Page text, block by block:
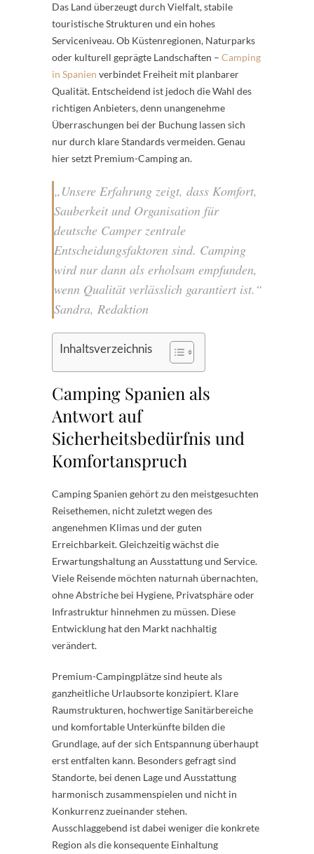
Das Land überzeugt durch Vielfalt, stabile
touristische Strukturen und ein hohes
Serviceniveau. Ob Küstenregionen, Naturparks
oder kulturell geprägte Landschaften – Camping
in Spanien verbindet Freiheit mit planbarer
Qualität. Entscheidend ist jedoch die Wahl des
richtigen Anbieters, denn unangenehme
Überraschungen bei der Buchung lassen sich
nur durch klare Standards vermeiden. Genau
hier setzt Premium-Camping an.
„Unsere Erfahrung zeigt, dass Komfort,
Sauberkeit und Organisation für
deutsche Camper zentrale
Entscheidungsfaktoren sind. Camping
wird nur dann als erholsam empfunden,
wenn Qualität verlässlich garantiert ist.“
Sandra, Redaktion
Inhaltsverzeichnis
Camping Spanien als
Antwort auf
Sicherheitsbedürfnis und
Komfortanspruch
Camping Spanien gehört zu den meistgesuchten
Reisethemen, nicht zuletzt wegen des
angenehmen Klimas und der guten
Erreichbarkeit. Gleichzeitig wächst die
Erwartungshaltung an Ausstattung und Service.
Viele Reisende möchten naturnah übernachten,
ohne Abstriche bei Hygiene, Privatsphäre oder
Infrastruktur hinnehmen zu müssen. Diese
Entwicklung hat den Markt nachhaltig
verändert.
Premium-Campingplätze sind heute als
ganzheitliche Urlaubsorte konzipiert. Klare
Raumstrukturen, hochwertige Sanitärbereiche
und komfortable Unterkünfte bilden die
Grundlage, auf der sich Entspannung überhaupt
erst entfalten kann. Besonders gefragt sind
Standorte, bei denen Lage und Ausstattung
harmonisch zusammenspielen und nicht in
Konkurrenz zueinander stehen.
Ausschlaggebend ist dabei weniger die konkrete
Region als die konsequente Einhaltung